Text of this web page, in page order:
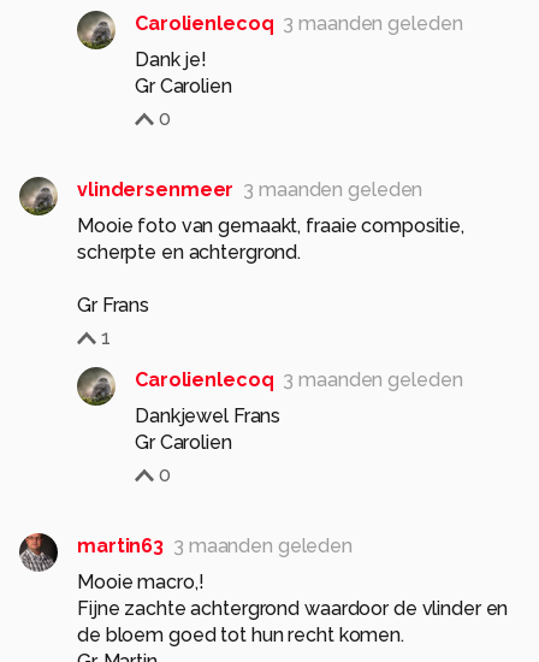
Carolienlecoq 3 maanden geleden
Dank je!
Gr Carolien
0
vlindersenmeer 3 maanden geleden
Mooie foto van gemaakt, fraaie compositie,
scherpte en achtergrond.
Gr Frans
1
Carolienlecoq 3 maanden geleden
Dankjewel Frans
Gr Carolien
0
martin63 3 maanden geleden
Mooie macro,!
Fijne zachte achtergrond waardoor de vlinder en
de bloem goed tot hun recht komen.